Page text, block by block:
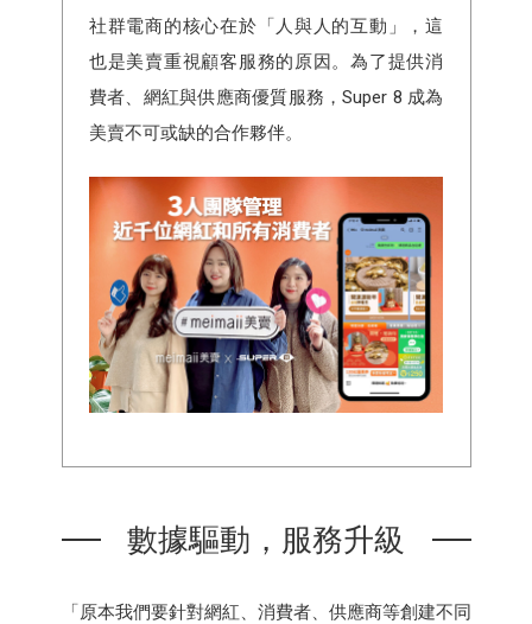
社群電商的核心在於「人與人的互動」，這
也是美賣重視顧客服務的原因。為了提供消
費者、網紅與供應商優質服務，Super 8 成為
美賣不可或缺的合作夥伴。
數據驅動，服務升級
「原本我們要針對網紅、消費者、供應商等創建不同